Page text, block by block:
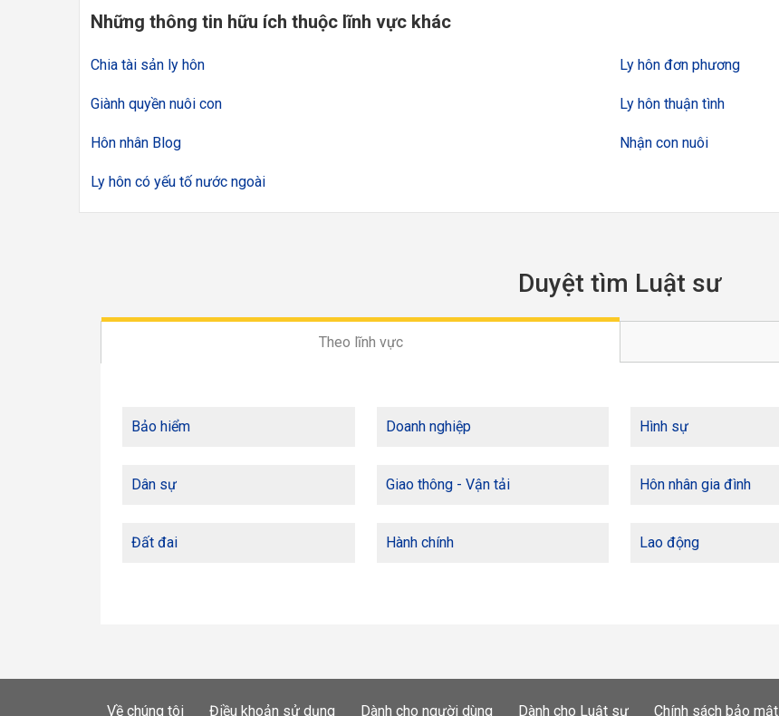
Những thông tin hữu ích thuộc lĩnh vực khác
Chia tài sản ly hôn
Giành quyền nuôi con
Hôn nhân Blog
Ly hôn có yếu tố nước ngoài
Ly hôn đơn phương
Ly hôn thuận tình
Nhận con nuôi
Duyệt tìm Luật sư
Theo lĩnh vực
Bảo hiểm
Dân sự
Đất đai
Doanh nghiệp
Giao thông - Vận tải
Hành chính
Hình sự
Hôn nhân gia đình
Lao động
Về chúng tôi Điều khoản sử dụng Dành cho người dùng Dành cho Luật sư Chính sách bảo mật